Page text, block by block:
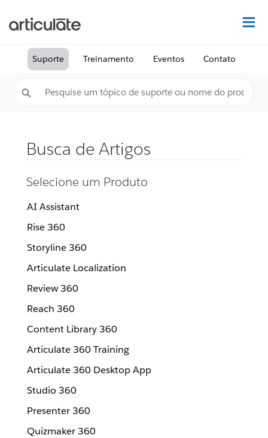
Suporte Treinamento Eventos Contato
Busca de Artigos
Selecione um Produto
AI Assistant
Rise 360
Storyline 360
Articulate Localization
Review 360
Reach 360
Content Library 360
Articulate 360 Training
Articulate 360 Desktop App
Studio 360
Presenter 360
Quizmaker 360